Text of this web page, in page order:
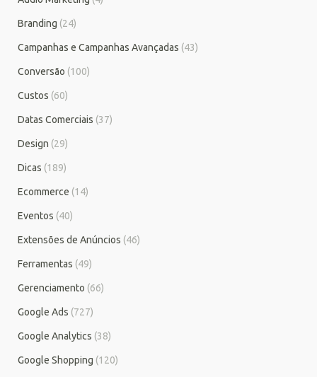
Branding (24)
Campanhas e Campanhas Avançadas (43)
Conversão (100)
Custos (60)
Datas Comerciais (37)
Design (29)
Dicas (189)
Ecommerce (14)
Eventos (40)
Extensões de Anúncios (46)
Ferramentas (49)
Gerenciamento (66)
Google Ads (727)
Google Analytics (38)
Google Shopping (120)